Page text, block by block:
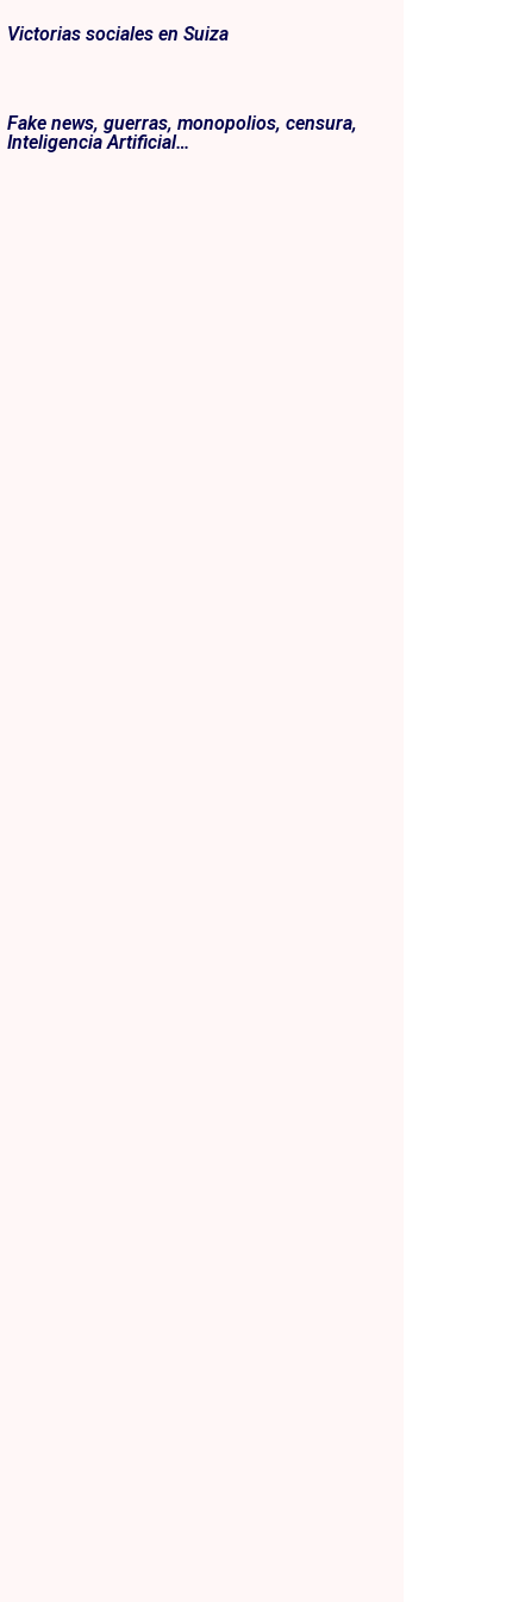
Victorias sociales en Suiza
Fake news, guerras, monopolios, censura,
Inteligencia Artificial…